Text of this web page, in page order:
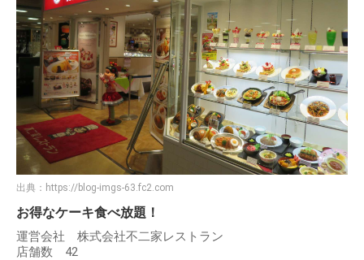
出典： https://blog-imgs-63.fc2.com
お得なケーキ食べ放題！
運営会社 株式会社不二家レストラン
店舗数 42